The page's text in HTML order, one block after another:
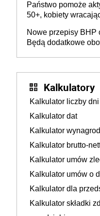
Państwo pomoże
50+, kobiety
osoby
na rzecz
Nowe przepisy BHP
Będą dodatkowe
Kalkulatory
Kalkulator liczby dni
Kalkulator dat
Kalkulator
Kalkulator brutto-
Kalkulator umów
Kalkulator umów o
Kalkulator dla
Kalkulator składki